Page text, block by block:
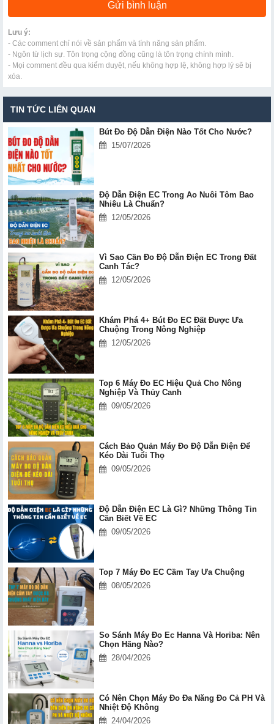
Lưu ý:
- Các comment chỉ nói về sản phẩm và tính năng sản phẩm.
- Ngôn từ lịch sự. Tôn trọng cộng đồng cũng là tôn trọng chính mình.
- Mọi comment đều qua kiểm duyệt, nếu không hợp lệ, không hợp lý sẽ bị
xóa.
TIN TỨC LIÊN QUAN
Bút Đo Độ Dẫn Điện Nào Tốt Cho Nước?
15/07/2026
Độ Dẫn Điện EC Trong Ao Nuôi Tôm Bao
Nhiêu Là Chuẩn?
12/05/2026
Vì Sao Cần Đo Độ Dẫn Điện EC Trong Đất
Canh Tác?
12/05/2026
Khám Phá 4+ Bút Đo EC Đất Được Ưa
Chuộng Trong Nông Nghiệp
12/05/2026
Top 6 Máy Đo EC Hiệu Quả Cho Nông
Nghiệp Và Thủy Canh
09/05/2026
Cách Bảo Quản Máy Đo Độ Dẫn Điện Để
Kéo Dài Tuổi Thọ
09/05/2026
Độ Dẫn Điện EC Là Gì? Những Thông Tin
Cần Biết Về EC
09/05/2026
Top 7 Máy Đo EC Cầm Tay Ưa Chuộng
08/05/2026
So Sánh Máy Đo Ec Hanna Và Horiba: Nên
Chọn Hãng Nào?
28/04/2026
Có Nên Chọn Máy Đo Đa Năng Đo Cả PH Và
Nhiệt Độ Không
24/04/2026